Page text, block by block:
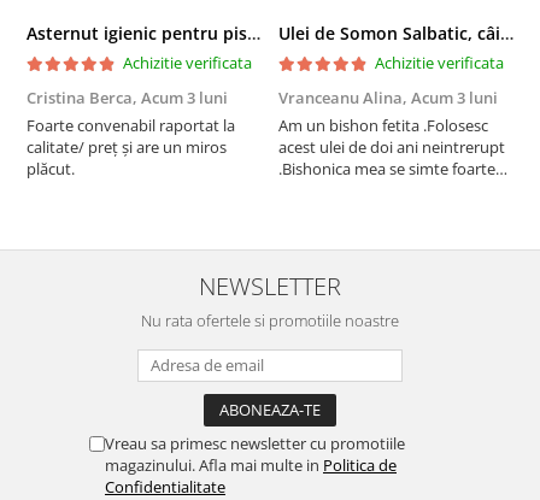
Asternut igienic pentru pisici Tofu Lavanda, Mon Petit 5 l
Achizitie verificata
Cristina Berca, Acum 3 luni
Foarte convenabil raportat la
calitate/ preț și are un miros
plăcut.
Ulei de Somon Salbatic, câini și pisici, piele si blană, BEST4PETS, 1l
Achizitie verificata
Vranceanu Alina, Acum 3 luni
Am un bishon fetita .Folosesc
acest ulei de doi ani neintrerupt
.Bishonica mea se simte foarte
recomand cu mult drag !
NEWSLETTER
Nu rata ofertele si promotiile noastre
Vreau sa primesc newsletter cu promotiile
magazinului. Afla mai multe in Politica de
Confidentialitate